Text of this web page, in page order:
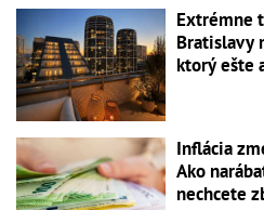
Extrémne
Bratislavy
ktorý ešte
Inflácia
Ako
nechcete